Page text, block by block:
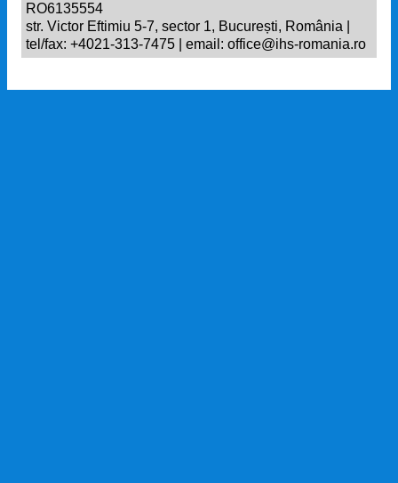
RO6135554
str. Victor Eftimiu 5-7, sector 1, București, România |
tel/fax: +4021-313-7475 | email: office@ihs-romania.ro